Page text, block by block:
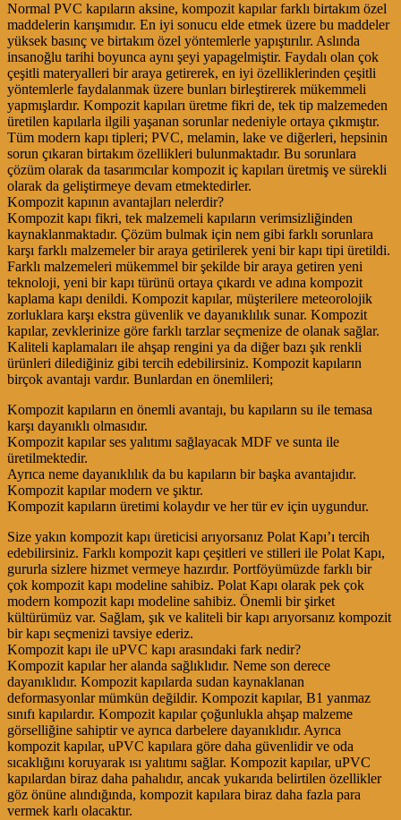
Normal PVC kapıların aksine, kompozit kapılar farklı birtakım özel
maddelerin karışımıdır. En iyi sonucu elde etmek üzere bu maddeler
yüksek basınç ve birtakım özel yöntemlerle yapıştırılır. Aslında
insanoğlu tarihi boyunca aynı şeyi yapagelmiştir. Faydalı olan çok
çeşitli materyalleri bir araya getirerek, en iyi özelliklerinden çeşitli
yöntemlerle faydalanmak üzere bunları birleştirerek mükemmeli
yapmışlardır. Kompozit kapıları üretme fikri de, tek tip malzemeden
üretilen kapılarla ilgili yaşanan sorunlar nedeniyle ortaya çıkmıştır.
Tüm modern kapı tipleri; PVC, melamin, lake ve diğerleri, hepsinin
sorun çıkaran birtakım özellikleri bulunmaktadır. Bu sorunlara
çözüm olarak da tasarımcılar kompozit iç kapıları üretmiş ve sürekli
olarak da geliştirmeye devam etmektedirler.
Kompozit kapının avantajları nelerdir?
Kompozit kapı fikri, tek malzemeli kapıların verimsizliğinden
kaynaklanmaktadır. Çözüm bulmak için nem gibi farklı sorunlara
karşı farklı malzemeler bir araya getirilerek yeni bir kapı tipi üretildi.
Farklı malzemeleri mükemmel bir şekilde bir araya getiren yeni
teknoloji, yeni bir kapı türünü ortaya çıkardı ve adına kompozit
kaplama kapı denildi. Kompozit kapılar, müşterilere meteorolojik
zorluklara karşı ekstra güvenlik ve dayanıklılık sunar. Kompozit
kapılar, zevklerinize göre farklı tarzlar seçmenize de olanak sağlar.
Kaliteli kaplamaları ile ahşap rengini ya da diğer bazı şık renkli
ürünleri dilediğiniz gibi tercih edebilirsiniz. Kompozit kapıların
birçok avantajı vardır. Bunlardan en önemlileri;
Kompozit kapıların en önemli avantajı, bu kapıların su ile temasa
karşı dayanıklı olmasıdır.
Kompozit kapılar ses yalıtımı sağlayacak MDF ve sunta ile
üretilmektedir.
Ayrıca neme dayanıklılık da bu kapıların bir başka avantajıdır.
Kompozit kapılar modern ve şıktır.
Kompozit kapıların üretimi kolaydır ve her tür ev için uygundur.
Size yakın kompozit kapı üreticisi arıyorsanız Polat Kapı’ı tercih
edebilirsiniz. Farklı kompozit kapı çeşitleri ve stilleri ile Polat Kapı,
gururla sizlere hizmet vermeye hazırdır. Portföyümüzde farklı bir
çok kompozit kapı modeline sahibiz. Polat Kapı olarak pek çok
modern kompozit kapı modeline sahibiz. Önemli bir şirket
kültürümüz var. Sağlam, şık ve kaliteli bir kapı arıyorsanız kompozit
bir kapı seçmenizi tavsiye ederiz.
Kompozit kapı ile uPVC kapı arasındaki fark nedir?
Kompozit kapılar her alanda sağlıklıdır. Neme son derece
dayanıklıdır. Kompozit kapılarda sudan kaynaklanan
deformasyonlar mümkün değildir. Kompozit kapılar, B1 yanmaz
sınıfı kapılardır. Kompozit kapılar çoğunlukla ahşap malzeme
görselliğine sahiptir ve ayrıca darbelere dayanıklıdır. Ayrıca
kompozit kapılar, uPVC kapılara göre daha güvenlidir ve oda
sıcaklığını koruyarak ısı yalıtımı sağlar. Kompozit kapılar, uPVC
kapılardan biraz daha pahalıdır, ancak yukarıda belirtilen özellikler
göz önüne alındığında, kompozit kapılara biraz daha fazla para
vermek karlı olacaktır.